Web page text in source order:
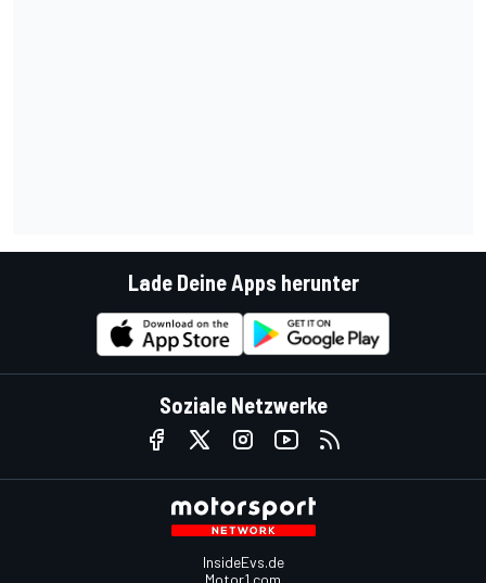
Lade Deine Apps herunter
Soziale Netzwerke
InsideEvs.de
Motor1.com